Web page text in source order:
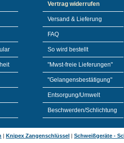
Vertrag widerrufen
Versand & Lieferung
FAQ
So wird bestellt
"Mwst-freie Lieferungen"
"Gelangensbestätigung"
Entsorgung/Umwelt
Beschwerden/Schlichtung
| Knipex Zangenschlüssel | Schweißgeräte -